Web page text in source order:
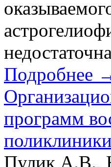
Подробнее
программ
Пулик А.В.,